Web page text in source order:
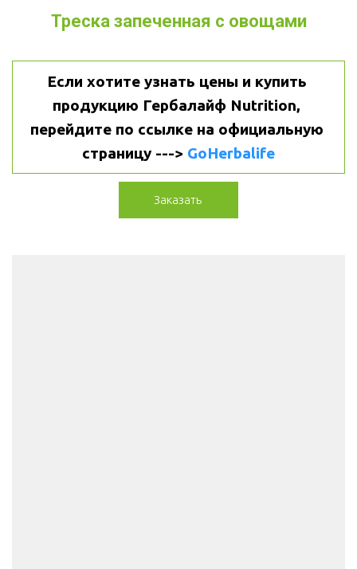
Треска запеченная с овощами
Если хотите узнать цены и купить
продукцию Гербалайф Nutrition,
перейдите по ссылке на официальную
страницу ---> GoHerbalife
Заказать